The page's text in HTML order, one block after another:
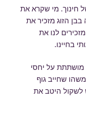
חינוך. מי שקרא את
הזוג מזכיר את
לנו את
בחיינו.
על יחסי
משהו שחייב גוף
לשקול היטב את